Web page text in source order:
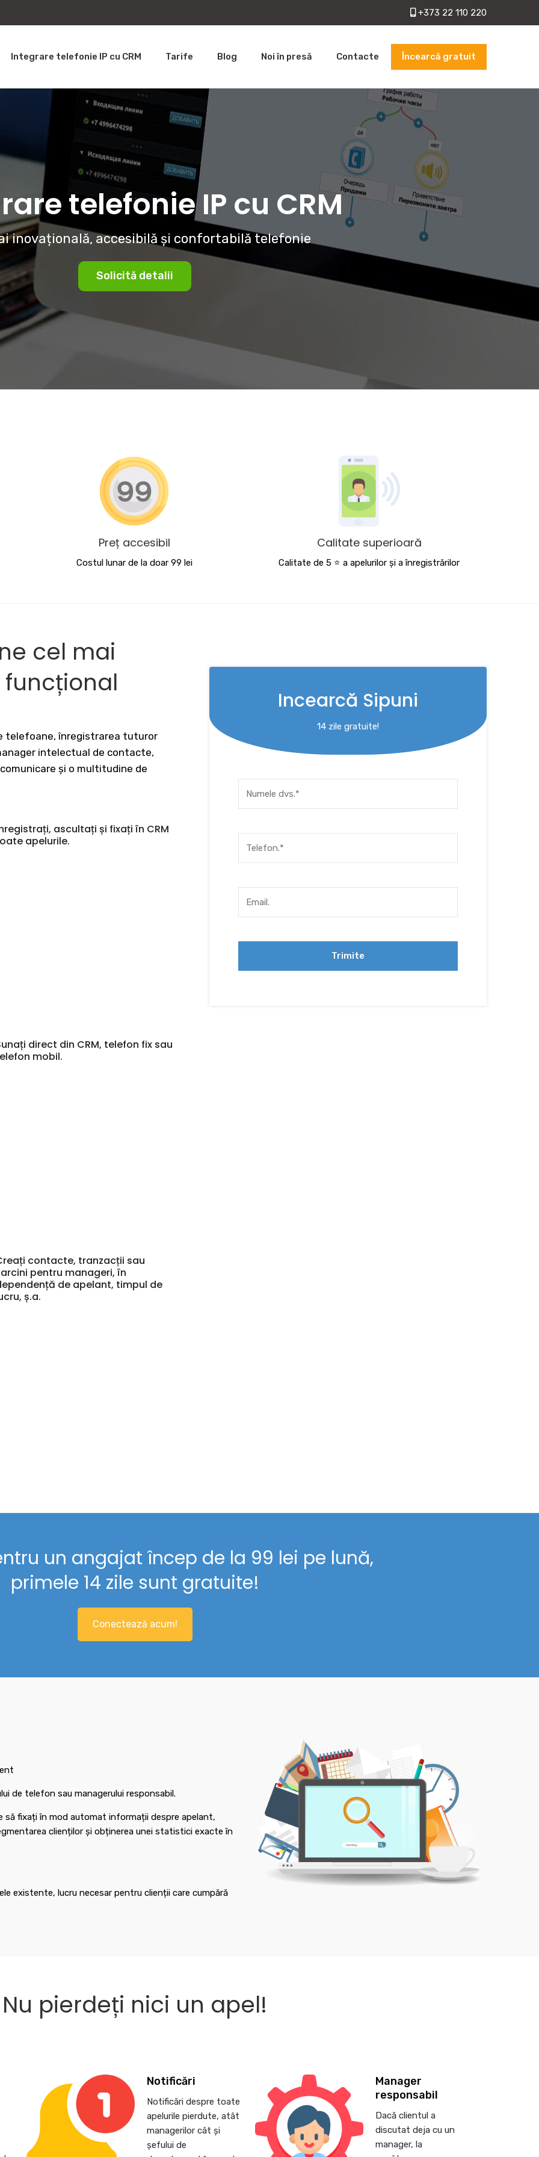
+373 22 110 220
Integrare telefonie IP cu CRM Tarife Blog Noi în presă Contacte Încearcă gratuit
telefonie IP cu CRM
inovațională, accesibilă și confortabilă telefonie
Solicită detalii
Preț accesibil
Costul lunar de la doar 99 lei
Calitate superioară
Calitate de 5 ⭐️ a apelurilor și a înregistrărilor
cel mai
telefoane, înregistrarea tuturor
intelectual de contacte,
și o multitudine de
ascultați și fixați în CRM
apelurile.
direct din CRM, telefon fix sau
mobil.
contacte, tranzacții sau
pentru manageri, în
de apelant, timpul de
ș.a.
Incearcă Sipuni
14 zile gratuite!
un angajat încep de la 99 lei pe lună,
primele 14 zile sunt gratuite!
Conectează acum!
de telefon sau managerului responsabil.
să fixați în mod automat informații despre apelant,
clienților și obținerea unei statistici exacte în
existente, lucru necesar pentru clienții care cumpără
Nu pierdeți nici un apel!
Notificări
Notificări despre toate
apelurile pierdute, atât
managerilor cât și
șefului de
Manager
responsabil
Dacă clientul a
discutat deja cu un
manager, la